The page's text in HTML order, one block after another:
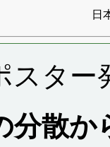
日
スター
分散か